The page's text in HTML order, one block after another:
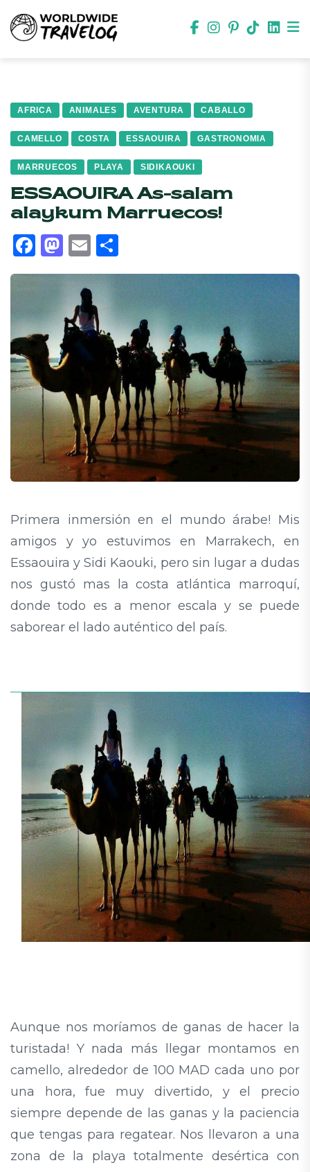
AFRICA ANIMALES AVENTURA CABALLO
CAMELLO COSTA ESSAOUIRA GASTRONOMIA
MARRUECOS PLAYA SIDIKAOUKI
ESSAOUIRA As-salam
alaykum Marruecos!
Facebook
Mastodon
Email
Primera inmersión en el mundo árabe! Mis
amigos y yo estuvimos en Marrakech, en
Essaouira y Sidi Kaouki, pero sin lugar a dudas
nos gustó mas la costa atlántica marroquí,
donde todo es a menor escala y se puede
saborear el lado auténtico del país.
Aunque nos moríamos de ganas de hacer la
turistada! Y nada más llegar montamos en
camello, alrededor de 100 MAD cada uno por
una hora, fue muy divertido, y el precio
siempre depende de las ganas y la paciencia
que tengas para regatear. Nos llevaron a una
zona de la playa totalmente desértica con